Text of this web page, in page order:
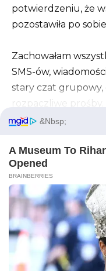
potwierdzeniu, że
pozostawiła po
Zachowałam
SMS-ów,
stary czat
rozpaczliwe prośby.
jedno wydarzenie
Kiedyś myślałam,
wystarczająco
potem zadzwoniła
pedagog.
po tym, jak dzieci
lekcji. Rysunek
Avę i jego samego.